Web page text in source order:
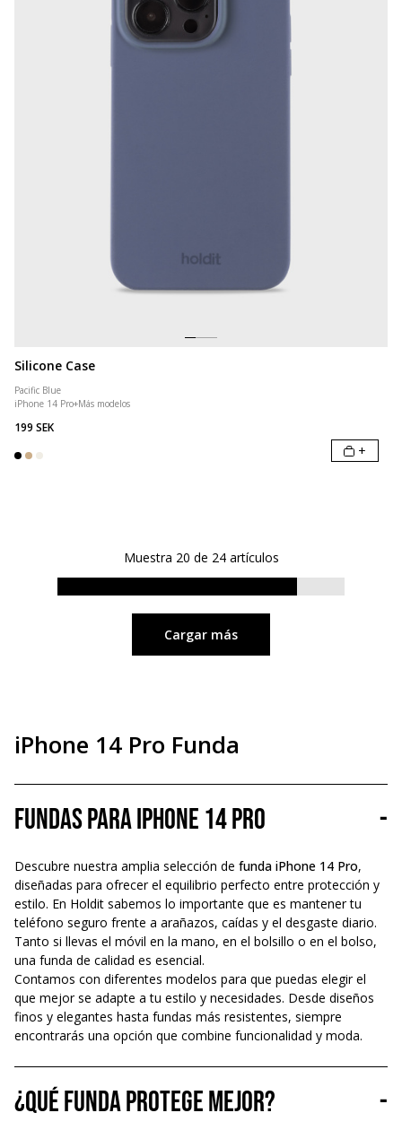
Silicone Case
Pacific Blue
iPhone 14 Pro+Más modelos
199 SEK
+
Muestra 20 de 24 artículos
Cargar más
iPhone 14 Pro Funda
Fundas para iPhone 14 Pro -
Descubre nuestra amplia selección de funda iPhone 14 Pro,
diseñadas para ofrecer el equilibrio perfecto entre protección y
estilo. En Holdit sabemos lo importante que es mantener tu
teléfono seguro frente a arañazos, caídas y el desgaste diario.
Tanto si llevas el móvil en la mano, en el bolsillo o en el bolso,
una funda de calidad es esencial.
Contamos con diferentes modelos para que puedas elegir el
que mejor se adapte a tu estilo y necesidades. Desde diseños
finos y elegantes hasta fundas más resistentes, siempre
encontrarás una opción que combine funcionalidad y moda.
¿Qué funda protege mejor? -